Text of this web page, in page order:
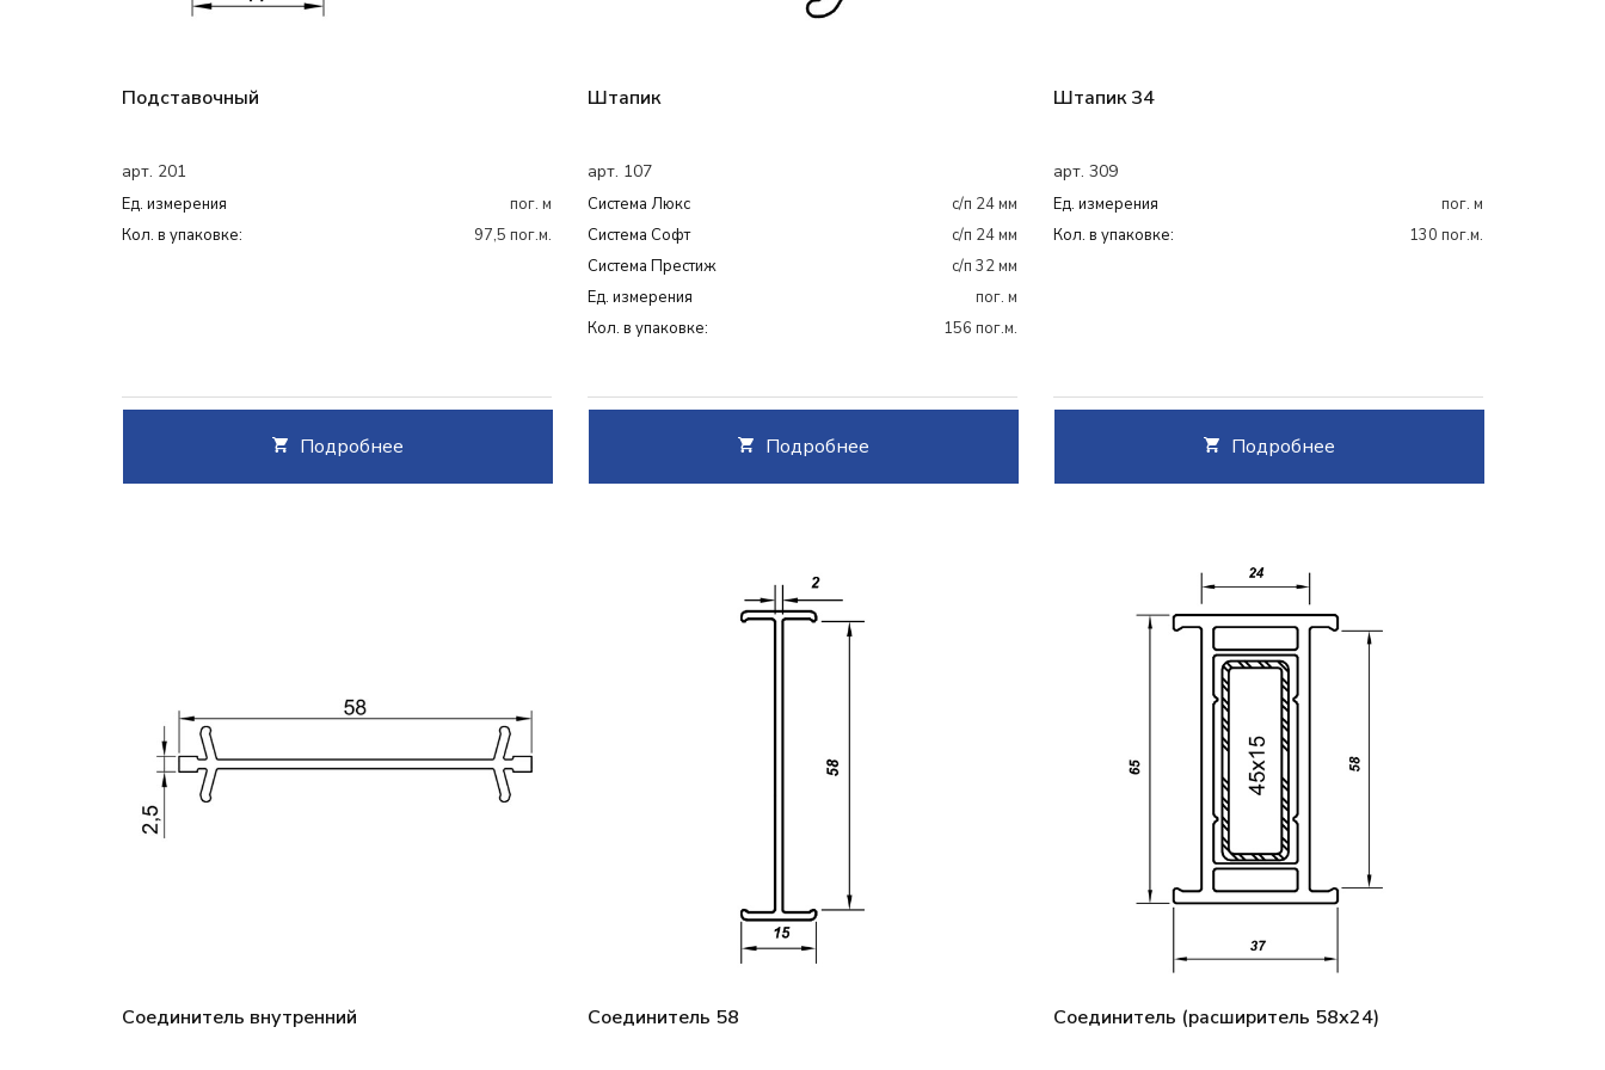
Подставочный
арт. 201
Ед. измерения
пог. м
Кол. в упаковке:
97,5 пог.м.
Подробнее
Штапик
арт. 107
Система Люкс
с/п 24 мм
Система Софт
с/п 24 мм
Система Престиж
с/п 32 мм
Ед. измерения
пог. м
Кол. в упаковке:
156 пог.м.
Подробнее
Штапик 34
арт. 309
Ед. измерения
пог. м
Кол. в упаковке:
130 пог.м.
Подробнее
Соединитель внутренний Соединитель 58 Соединитель (расширитель 58х24)